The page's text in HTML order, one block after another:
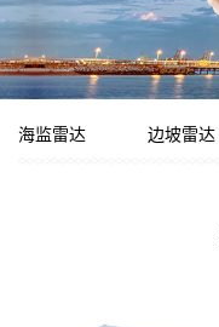
海监雷达 边坡雷达